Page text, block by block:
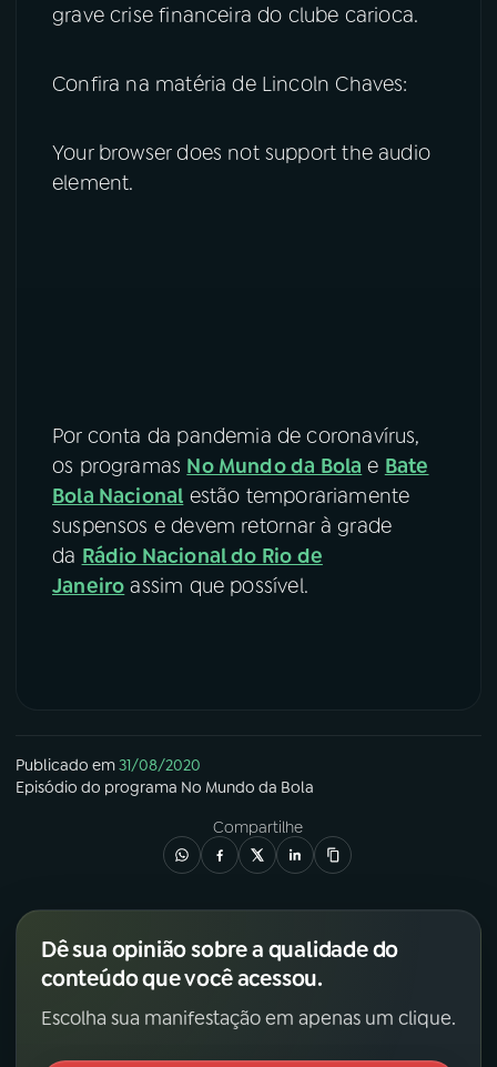
grave crise financeira do clube carioca.
Confira na matéria de Lincoln Chaves:
Your browser does not support the audio
element.
Por conta da pandemia de coronavírus,
os programas No Mundo da Bola e Bate
Bola Nacional estão temporariamente
suspensos e devem retornar à grade
da Rádio Nacional do Rio de
Janeiro assim que possível.
Publicado em31/08/2020
Episódio do programa No Mundo da Bola
Compartilhe
Dê sua opinião sobre a qualidade do
conteúdo que você acessou.
Escolha sua manifestação em apenas um clique.